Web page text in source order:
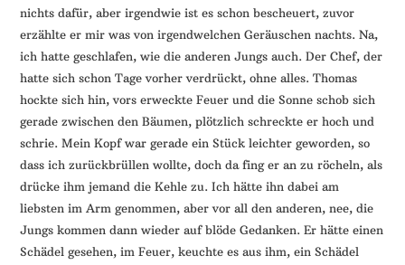
nichts dafür, aber irgendwie ist es schon bescheuert, zuvor
erzählte er mir was von irgendwelchen Geräuschen nachts. Na,
ich hatte geschlafen, wie die anderen Jungs auch. Der Chef, der
hatte sich schon Tage vorher verdrückt, ohne alles. Thomas
hockte sich hin, vors erweckte Feuer und die Sonne schob sich
gerade zwischen den Bäumen, plötzlich schreckte er hoch und
schrie. Mein Kopf war gerade ein Stück leichter geworden, so
dass ich zurückbrüllen wollte, doch da fing er an zu röcheln, als
drücke ihm jemand die Kehle zu. Ich hätte ihn dabei am
liebsten im Arm genommen, aber vor all den anderen, nee, die
Jungs kommen dann wieder auf blöde Gedanken. Er hätte einen
Schädel gesehen, im Feuer, keuchte es aus ihm, ein Schädel